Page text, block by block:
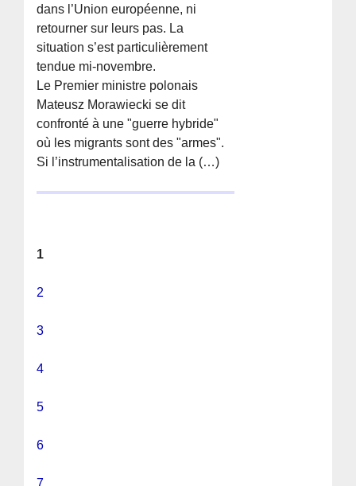
dans l’Union européenne, ni
retourner sur leurs pas. La
situation s’est particulièrement
tendue mi-novembre.
Le Premier ministre polonais
Mateusz Morawiecki se dit
confronté à une "guerre hybride"
où les migrants sont des "armes".
Si l’instrumentalisation de la (…)
1
2
3
4
5
6
7